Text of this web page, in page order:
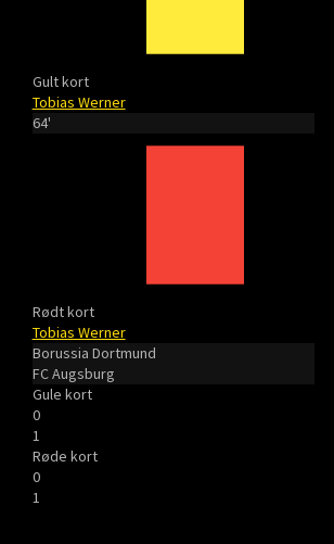
Gult kort
Tobias Werner
64'
Rødt kort
Tobias Werner
Borussia Dortmund
FC Augsburg
Gule kort
0
1
Røde kort
0
1